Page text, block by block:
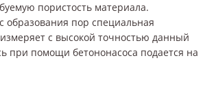
пористость материала.
образования пор специальная
с высокой точностью данный
при помощи бетононасоса подается на